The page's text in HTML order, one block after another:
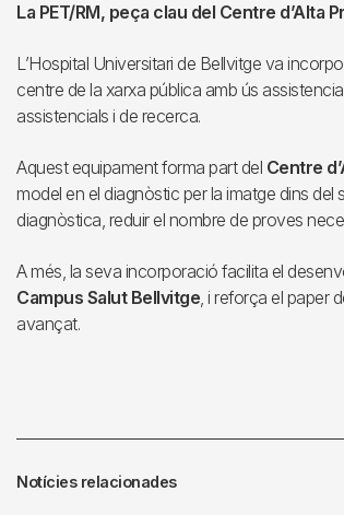
La PET/RM, peça clau del Centre d’Alta
L’Hospital Universitari de Bellvitge va
centre de la xarxa pública amb ús
assistencials i de recerca.
Aquest equipament forma part del Centre
model en el diagnòstic per la imatge dins
diagnòstica, reduir el nombre de proves
A més, la seva incorporació facilita el
Campus Salut Bellvitge, i reforça el paper
avançat.
Notícies relacionades